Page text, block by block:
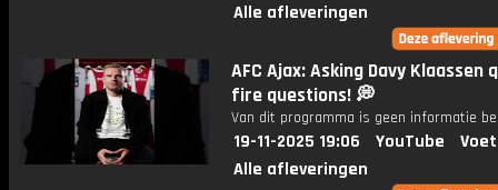
Alle afleveringen
AFC Ajax: Asking Davy Klaassen
fire questions! 💭
Van dit programma is geen informatie
19-11-2025 19:06 YouTube
Alle afleveringen